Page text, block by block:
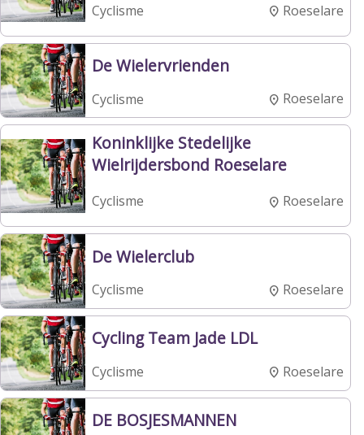
Cyclisme Roeselare
De Wielervrienden
Cyclisme Roeselare
Koninklijke Stedelijke
Wielrijdersbond Roeselare
Cyclisme Roeselare
De Wielerclub
Cyclisme Roeselare
Cycling Team Jade LDL
Cyclisme Roeselare
DE BOSJESMANNEN